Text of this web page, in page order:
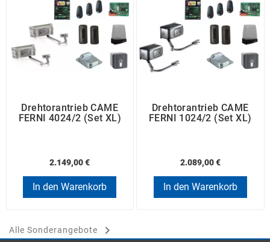
Drehtorantrieb CAME
FERNI 4024/2 (Set XL)
2.149,00 €
In den Warenkorb
Drehtorantrieb CAME
FERNI 1024/2 (Set XL)
2.089,00 €
In den Warenkorb
Alle Sonderangebote 